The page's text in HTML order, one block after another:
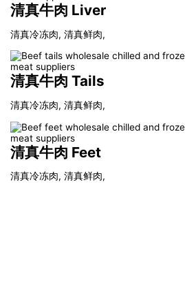
清真牛肉 Liver
清真冷冻肉, 清真鲜肉,
清真牛肉 Tails
清真冷冻肉, 清真鲜肉,
清真牛肉 Feet
清真冷冻肉, 清真鲜肉,